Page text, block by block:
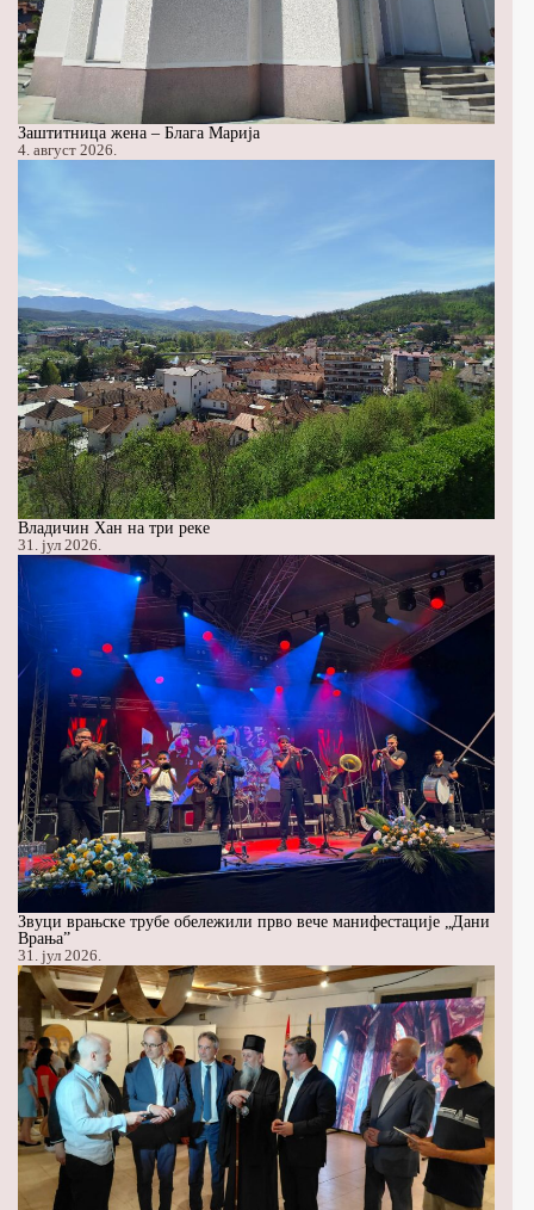
Заштитница жена – Блага Марија
4. август 2026.
Владичин Хан на три реке
31. јул 2026.
Звуци врањске трубе обележили прво вече манифестације „Дани
Врања”
31. јул 2026.